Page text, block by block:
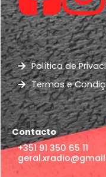
Política de
Termos e
Contacto
+351 91 350 65 11